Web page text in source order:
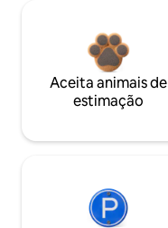
Aceita animais de
estimação